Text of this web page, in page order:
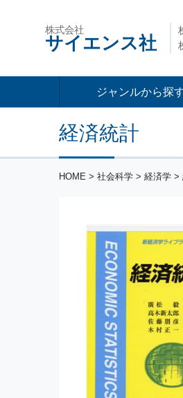
株式会社
サイエンス社
ジャンルから探
経済統計
HOME > 社会科学 > 経済学 >